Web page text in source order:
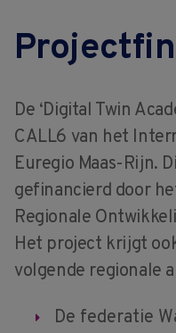
De ‘Digital Twin
CALL6 van het
Euregio Maas-Rijn.
gefinancierd door
Regionale
Het project krijgt
volgende regionale
De federatie